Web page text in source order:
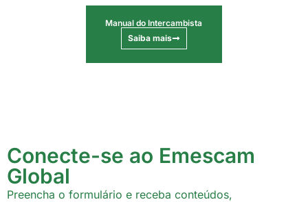
Manual do Intercambista
Saiba mais
Conecte-se ao Emescam
Global
Preencha o formulário e receba conteúdos,